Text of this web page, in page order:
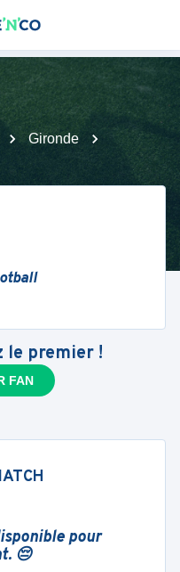
Gironde
le premier !
FAN
pour
😔